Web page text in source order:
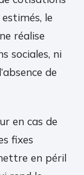
le
réalise
sociales, ni
de
en cas de
fixes
en péril